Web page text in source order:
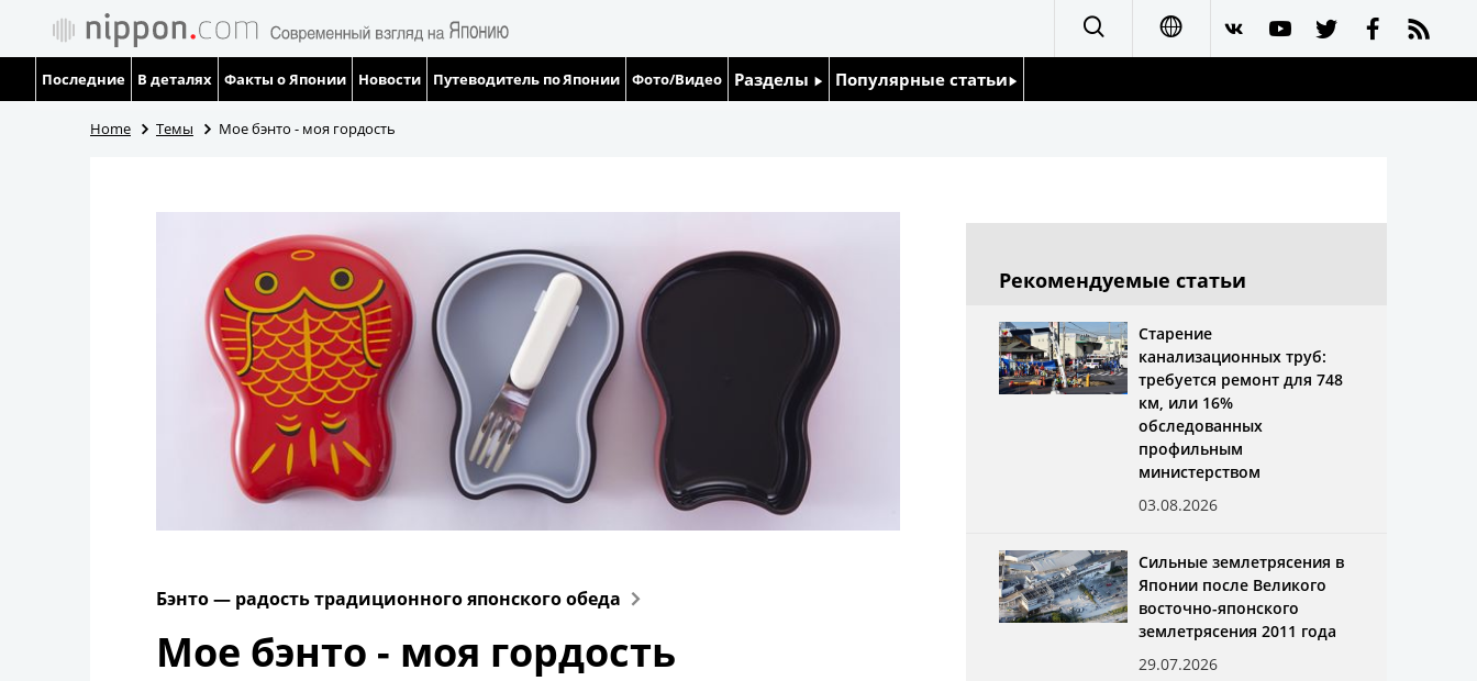
Español
العربية
Последние В деталях Факты о Японии Новости Путеводитель по Японии Фото/Видео Разделы
Экономика
Общество
Культура
Жизнь
Технологии
Популярные статьи
Home Темы Мое бэнто - моя гордость
Бэнто — радость традиционного японского обеда
Мое бэнто - моя гордость
Рекомендуемые статьи
Старение
канализационных труб:
требуется ремонт для 748
км, или 16%
обследованных
профильным
министерством
03.08.2026
Сильные землетрясения в
Японии после Великого
восточно-японского
землетрясения 2011 года
29.07.2026